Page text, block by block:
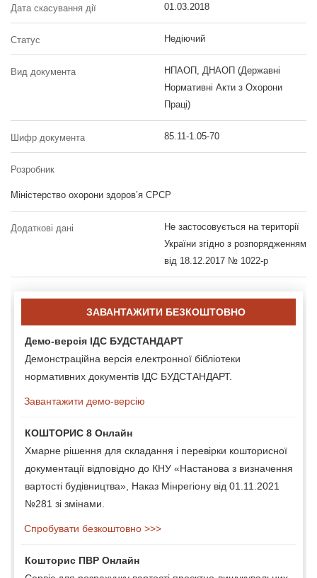
Дата скасування дії 01.03.2018
Статус Недіючий
Вид документа
НПАОП, ДНАОП (Державні
Нормативні Акти з Охорони
Праці)
Шифр документа 85.11-1.05-70
Розробник
Міністерство охорони здоров’я СРСР
Додаткові дані
Не застосовується на території
України згідно з розпорядженням
від 18.12.2017 № 1022-р
ЗАВАНТАЖИТИ БЕЗКОШТОВНО
Демо-версія ІДС БУДСТАНДАРТ
Демонстраційна версія електронної бібліотеки
нормативних документів ІДС БУДСТАНДАРТ.
Завантажити демо-версію
КОШТОРИС 8 Онлайн
Хмарне рішення для складання і перевірки кошторисної
документації відповідно до КНУ «Настанова з визначення
вартості будівництва», Наказ Мінрегіону від 01.11.2021
№281 зі змінами.
Спробувати безкоштовно >>>
Кошторис ПВР Онлайн